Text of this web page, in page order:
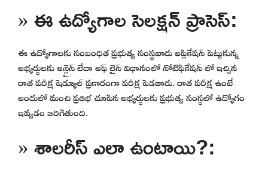
» ఈ ఉద్యోగాల సెలక్షన్ ప్రాసెస్:
ఈ ఉద్యోగాలకు సంబంధిత ప్రభుత్వ సంస్థవారు అప్లికేషన్ పెట్టుకున్న
అభ్యర్థులకు ఆన్లైన్ లేదా ఆఫ్ లైన్ విధానంలో నోటిఫికేషన్ లో ఇచ్చిన
రాత పరీక్ష షెడ్యూల్ ప్రకారంగా పరీక్ష పెడతారు. రాత పరీక్ష ఉంటే
అందులో మంచి ప్రతిభ చూపిన అభ్యర్థులకు ప్రభుత్వ సంస్థలో ఉద్యోగం
ఇవ్వడం జరిగితుంది.
» శాలరీస్ ఎలా ఉంటాయి?: